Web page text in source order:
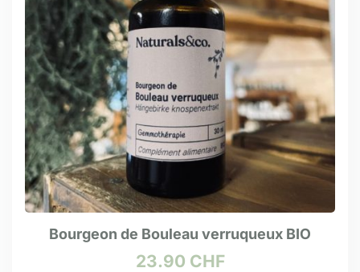
Bourgeon de Bouleau verruqueux BIO
23.90 CHF